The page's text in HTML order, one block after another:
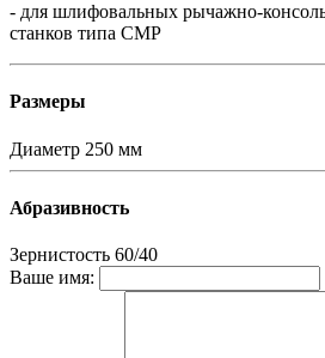
- для шлифовальных рычажно-
станков типа СМР
Размеры
Диаметр 250 мм
Абразивность
Зернистость 60/40
Ваше имя: